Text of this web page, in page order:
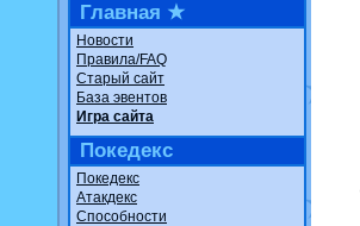
Главная ★
Новости
Правила/FAQ
Старый сайт
База эвентов
Игра сайта
Покедекс
Покедекс
Атакдекс
Способности